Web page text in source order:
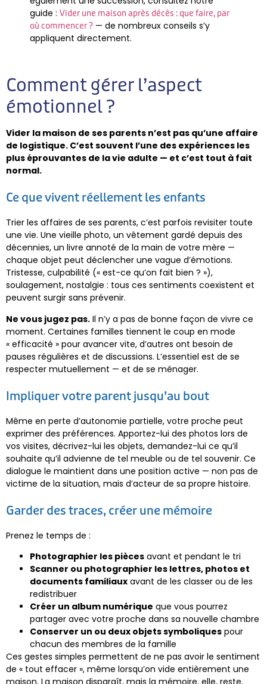
guide : Vider une maison après décès : que faire, par
où commencer ? — de nombreux conseils s’y
appliquent directement.
Comment gérer l’aspect
émotionnel ?
Vider la maison de ses parents n’est pas qu’une affaire
de logistique. C’est souvent l’une des expériences les
plus éprouvantes de la vie adulte — et c’est tout à fait
normal.
Ce que vivent réellement les enfants
Trier les affaires de ses parents, c’est parfois revisiter toute
une vie. Une vieille photo, un vêtement gardé depuis des
décennies, un livre annoté de la main de votre mère —
chaque objet peut déclencher une vague d’émotions.
Tristesse, culpabilité (« est-ce qu’on fait bien ? »),
soulagement, nostalgie : tous ces sentiments coexistent et
peuvent surgir sans prévenir.
Ne vous jugez pas. Il n’y a pas de bonne façon de vivre ce
moment. Certaines familles tiennent le coup en mode
« efficacité » pour avancer vite, d’autres ont besoin de
pauses régulières et de discussions. L’essentiel est de se
respecter mutuellement — et de se ménager.
Impliquer votre parent jusqu’au bout
Même en perte d’autonomie partielle, votre proche peut
exprimer des préférences. Apportez-lui des photos lors de
vos visites, décrivez-lui les objets, demandez-lui ce qu’il
souhaite qu’il advienne de tel meuble ou de tel souvenir. Ce
dialogue le maintient dans une position active — non pas de
victime de la situation, mais d’acteur de sa propre histoire.
Garder des traces, créer une mémoire
Prenez le temps de :
Photographier les pièces avant et pendant le tri
Scanner ou photographier les lettres, photos et
documents familiaux avant de les classer ou de les
redistribuer
Créer un album numérique que vous pourrez
partager avec votre proche dans sa nouvelle chambre
Conserver un ou deux objets symboliques pour
chacun des membres de la famille
Ces gestes simples permettent de ne pas avoir le sentiment
de « tout effacer », même lorsqu’on vide entièrement une